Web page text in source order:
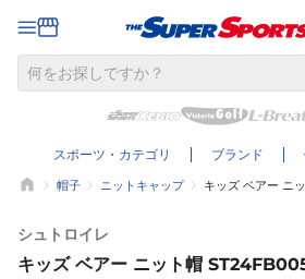
スポーツ・カテゴリ ブランド
帽子 ニットキャップ キッズ ベアー ニ
シュトロイレ
キッズ ベアー ニット帽